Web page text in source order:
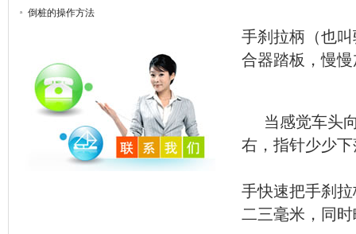
倒桩的操作方法
手刹拉柄（也
合器踏板，慢
当感觉车头
右，指针少少
手快速把手刹
二三毫米，同